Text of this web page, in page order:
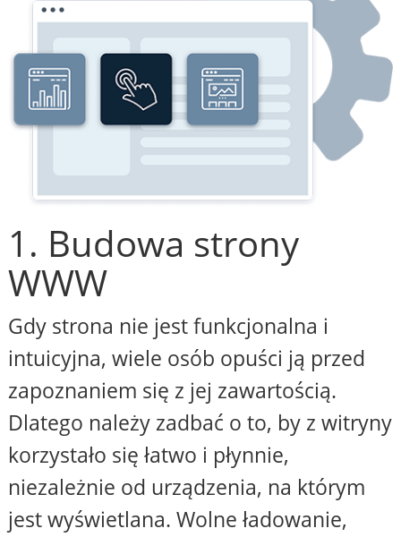
1. Budowa strony
WWW
Gdy strona nie jest funkcjonalna i
intuicyjna, wiele osób opuści ją przed
zapoznaniem się z jej zawartością.
Dlatego należy zadbać o to, by z witryny
korzystało się łatwo i płynnie,
niezależnie od urządzenia, na którym
jest wyświetlana. Wolne ładowanie,